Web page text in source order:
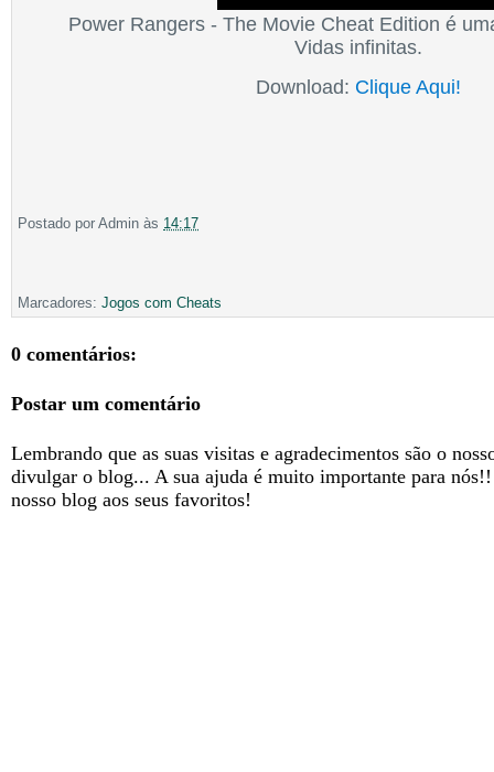
Power Rangers - The Movie Cheat Edition é
Vidas infinitas.
Download: Clique Aqui!
Postado por Admin às 14:17
Marcadores: Jogos com Cheats
0 comentários:
Postar um comentário
Lembrando que as suas visitas e agradecimentos são o
divulgar o blog... A sua ajuda é muito importante para nós!!
nosso blog aos seus favoritos!